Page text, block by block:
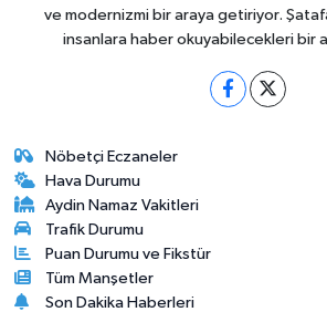
ve modernizmi bir araya getiriyor.
insanlara haber okuyabilecekleri bir
Nöbetçi Eczaneler
Hava Durumu
Aydin Namaz Vakitleri
Trafik Durumu
Puan Durumu ve Fikstür
Tüm Manşetler
Son Dakika Haberleri